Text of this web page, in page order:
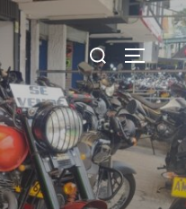
Rechercher :